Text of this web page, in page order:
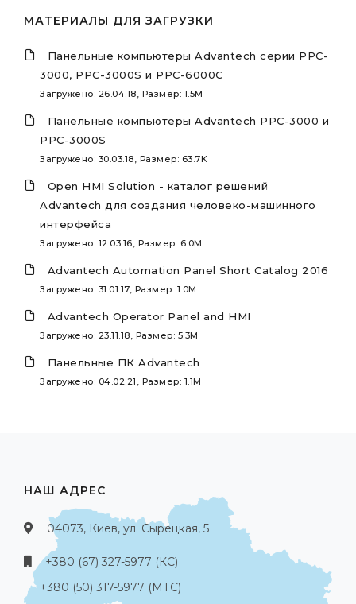
МАТЕРИАЛЫ ДЛЯ ЗАГРУЗКИ
Панельные компьютеры Advantech серии PPC-
3000, PPC-3000S и PPC-6000C
Загружено: 26.04.18, Размер: 1.5M
Панельные компьютеры Advantech PPC-3000 и
PPC-3000S
Загружено: 30.03.18, Размер: 63.7K
Open HMI Solution - каталог решений
Advantech для создания человеко-машинного
интерфейса
Загружено: 12.03.16, Размер: 6.0M
Advantech Automation Panel Short Catalog 2016
Загружено: 31.01.17, Размер: 1.0M
Advantech Operator Panel and HMI
Загружено: 23.11.18, Размер: 5.3M
Панельные ПК Advantech
Загружено: 04.02.21, Размер: 1.1M
НАШ АДРЕС
04073, Киев, ул. Сырецкая, 5
+380 (67) 327-5977 (КС)
+380 (50) 317-5977 (МТС)